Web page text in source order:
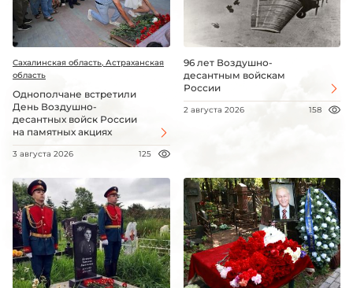
Сахалинская область, Астраханская
область
Однополчане встретили
День Воздушно-
десантных войск России
на памятных акциях
3 августа 2026 125
96 лет Воздушно-
десантным войскам
России
2 августа 2026 158